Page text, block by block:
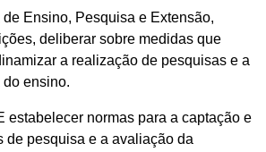
Ensino, Pesquisa e Extensão,
deliberar sobre medidas que
a realização de pesquisas e a
ensino.
estabelecer normas para a captação e
de pesquisa e a avaliação da